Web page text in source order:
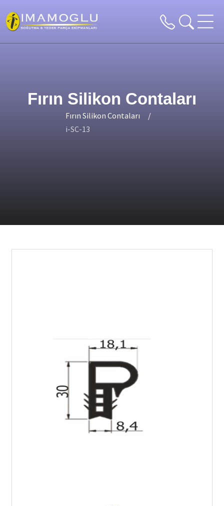
Fırın Silikon Contaları
Fırın Silikon Contaları
i-SC-13